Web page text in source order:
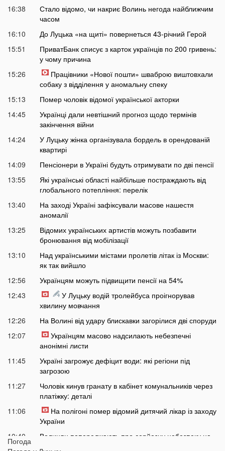
16:38
Стало відомо, чи накриє Волинь негода найближчим
часом
16:10
До Луцька «на щиті» повернеться 43-річний Герой
15:51
ПриватБанк списує з карток українців по 200 гривень:
у чому причина
15:26
Працівники «Нової пошти» шваброю виштовхали
собаку з відділення у аномальну спеку
15:13
Помер чоловік відомої української акторки
14:45
Українці дали невтішний прогноз щодо термінів
закінчення війни
14:24
У Луцьку жінка організувала бордель в орендованій
квартирі
14:09
Пенсіонери в Україні будуть отримувати по дві пенсії
13:55
Які українські області найбільше постраждають від
глобального потепління: перелік
13:40
На заході Україні зафіксували масове нашестя
аномалії
13:25
Відомих українських артистів можуть позбавити
бронювання від мобілізації
13:10
Над українськими містами пролетів літак із Москви:
як так вийшло
12:56
Українцям можуть підвищити пенсії на 54%
12:43
У Луцьку водій тролейбуса проігнорував
хвилину мовчання
12:26
На Волині від удару блискавки загорілися дві споруди
12:07
Українцям масово надсилають небезпечні
анонімні листи
11:45
Україні загрожує дефіцит води: які регіони під
загрозою
11:27
Чоловік кинув гранату в кабінет комунальників через
платіжку: деталі
11:06
На полігоні помер відомий дитячий лікар із заходу
України
10:40
Волинян попереджають про серйозну небезпеку на
Погода